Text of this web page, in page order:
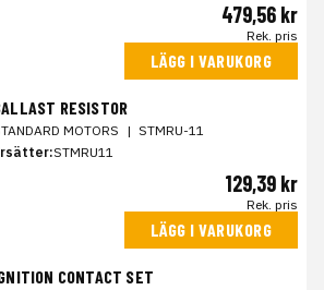
479,56 kr
Rek. pris
LÄGG I VARUKORG
RESISTOR
MOTORS | STMRU-11
STMRU11
129,39 kr
Rek. pris
LÄGG I VARUKORG
CONTACT SET